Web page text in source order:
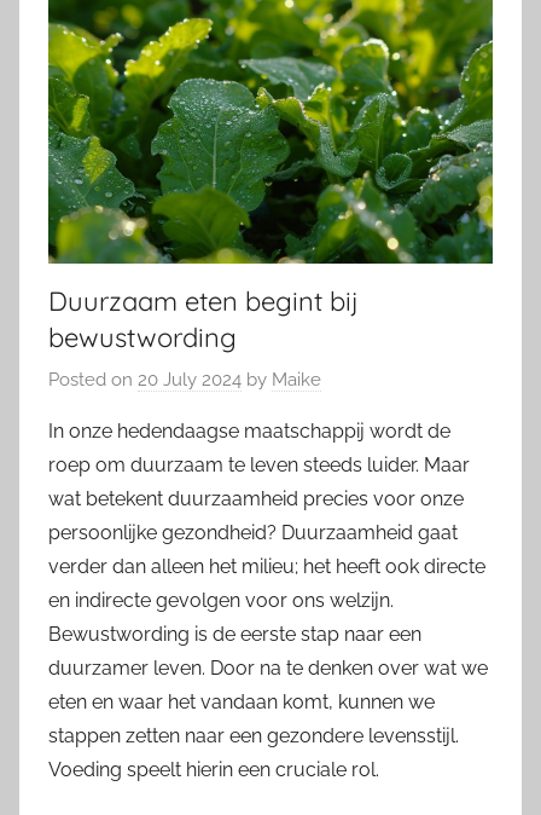
Duurzaam eten begint bij
bewustwording
Posted on 20 July 2024 by Maike
In onze hedendaagse maatschappij wordt de
roep om duurzaam te leven steeds luider. Maar
wat betekent duurzaamheid precies voor onze
persoonlijke gezondheid? Duurzaamheid gaat
verder dan alleen het milieu; het heeft ook directe
en indirecte gevolgen voor ons welzijn.
Bewustwording is de eerste stap naar een
duurzamer leven. Door na te denken over wat we
eten en waar het vandaan komt, kunnen we
stappen zetten naar een gezondere levensstijl.
Voeding speelt hierin een cruciale rol.